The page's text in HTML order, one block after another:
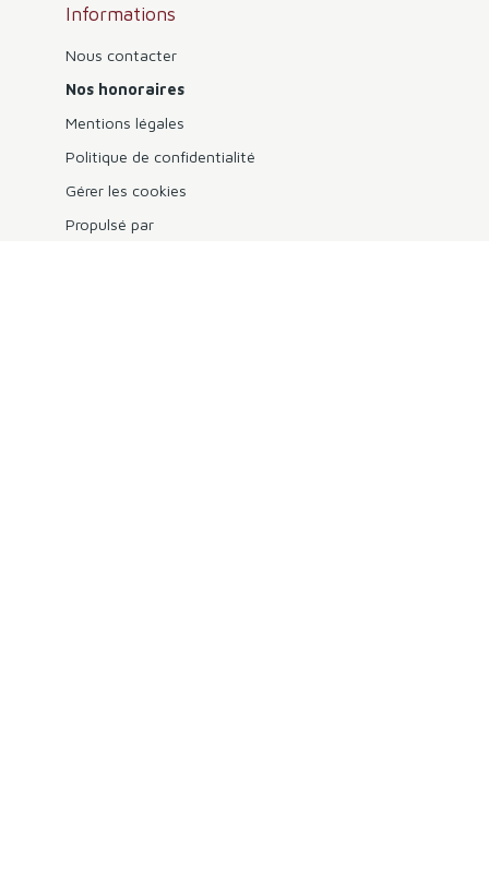
Informations
Nous contacter
Nos honoraires
Mentions légales
Politique de confidentialité
Gérer les cookies
Propulsé par